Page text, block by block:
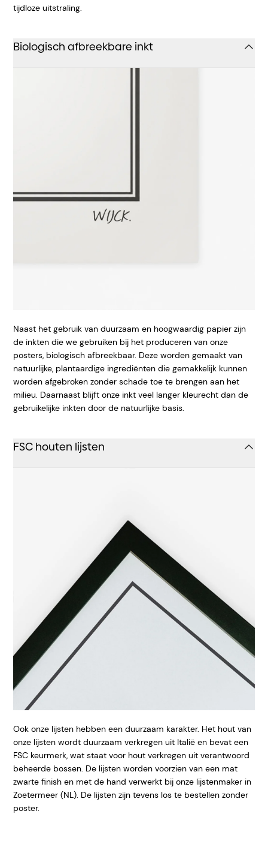
tijdloze uitstraling.
Biologisch afbreekbare inkt
Naast het gebruik van duurzaam en hoogwaardig papier zijn
de inkten die we gebruiken bij het produceren van onze
posters, biologisch afbreekbaar. Deze worden gemaakt van
natuurlijke, plantaardige ingrediënten die gemakkelijk kunnen
worden afgebroken zonder schade toe te brengen aan het
milieu. Daarnaast blijft onze inkt veel langer kleurecht dan de
gebruikelijke inkten door de natuurlijke basis.
FSC houten lijsten
Ook onze lijsten hebben een duurzaam karakter. Het hout van
onze lijsten wordt duurzaam verkregen uit Italië en bevat een
FSC keurmerk, wat staat voor hout verkregen uit verantwoord
beheerde bossen. De lijsten worden voorzien van een mat
zwarte finish en met de hand verwerkt bij onze lijstenmaker in
Zoetermeer (NL). De lijsten zijn tevens los te bestellen zonder
poster.